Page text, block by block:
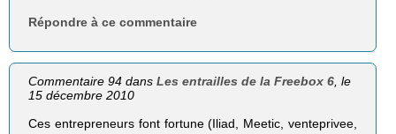
Répondre à ce commentaire
Commentaire 94 dansLes entrailles de la Freebox 6 , le
15 décembre 2010
Ces entrepreneurs font fortune (Iliad, Meetic, venteprivee,